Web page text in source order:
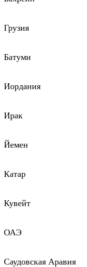
Грузия
Батуми
Иордания
Ирак
Йемен
Катар
Кувейт
ОАЭ
Саудовская Аравия